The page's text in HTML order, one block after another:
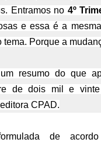
Entramos no 4º
e essa é a
tema. Porque a
resumo do que
de dois mil e
CPAD.
de